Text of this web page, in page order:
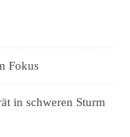
Fokus
in schweren Sturm